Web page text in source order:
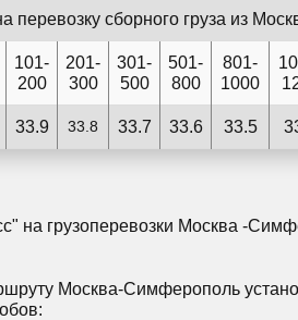
сборного груза из
101-
200
201-
300
301-
500
501-
800
801-
1000
33.9 33.8 33.7 33.6 33.5
на грузоперевозки Москва -
Москва-Симферополь